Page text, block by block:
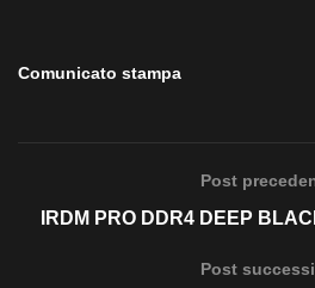
Comunicato stampa
Post
IRDM PRO DDR4 DEEP
Post